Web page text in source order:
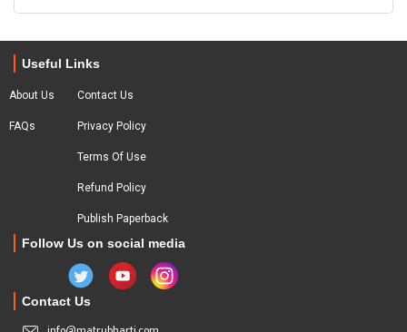
Useful Links
About Us
FAQs
Contact Us
Privacy Policy
Terms Of Use
Refund Policy
Publish Paperback
Follow Us on social media
Contact Us